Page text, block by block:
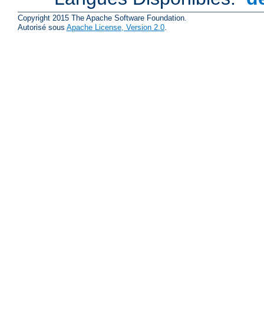
Copyright 2015 The Apache Software Foundation.
Autorisé sous Apache License, Version 2.0.